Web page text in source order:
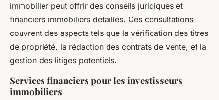
immobilier peut offrir des conseils juridiques et
financiers immobiliers détaillés. Ces consultations
couvrent des aspects tels que la vérification des titres
de propriété, la rédaction des contrats de vente, et la
gestion des litiges potentiels.
Services financiers pour les investisseurs
immobiliers